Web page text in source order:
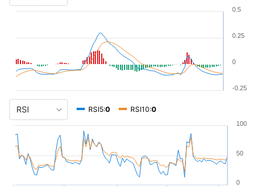
-0.25
0
0.25
0.5
RSI5:0 RSI10:0
0
50
100